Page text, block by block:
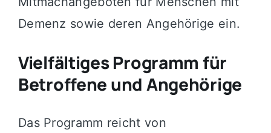
Demenz sowie deren Angehörige ein.
Vielfältiges Programm für
Betroffene und Angehörige
Das Programm reicht von